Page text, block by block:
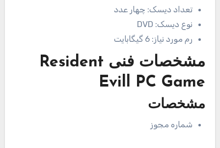
تعداد دیسک: چهار عدد
نوع دیسک: DVD
رم مورد نیاز: 6 گیگابایت
مشخصات فنی Resident
Evill PC Game
مشخصات
شماره مجوز